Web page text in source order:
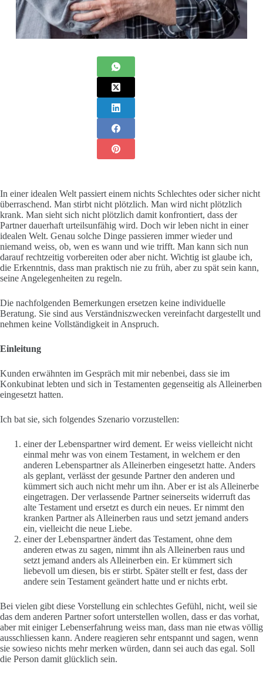
In einer idealen Welt passiert einem nichts Schlechtes oder sicher nicht
überraschend. Man stirbt nicht plötzlich. Man wird nicht plötzlich
krank. Man sieht sich nicht plötzlich damit konfrontiert, dass der
Partner dauerhaft urteilsunfähig wird. Doch wir leben nicht in einer
idealen Welt. Genau solche Dinge passieren immer wieder und
niemand weiss, ob, wen es wann und wie trifft. Man kann sich nun
darauf rechtzeitig vorbereiten oder aber nicht. Wichtig ist glaube ich,
die Erkenntnis, dass man praktisch nie zu früh, aber zu spät sein kann,
seine Angelegenheiten zu regeln.
Die nachfolgenden Bemerkungen ersetzen keine individuelle
Beratung. Sie sind aus Verständniszwecken vereinfacht dargestellt und
nehmen keine Vollständigkeit in Anspruch.
Einleitung
Kunden erwähnten im Gespräch mit mir nebenbei, dass sie im
Konkubinat lebten und sich in Testamenten gegenseitig als Alleinerben
eingesetzt hatten.
Ich bat sie, sich folgendes Szenario vorzustellen:
einer der Lebenspartner wird dement. Er weiss vielleicht nicht
einmal mehr was von einem Testament, in welchem er den
anderen Lebenspartner als Alleinerben eingesetzt hatte. Anders
als geplant, verlässt der gesunde Partner den anderen und
kümmert sich auch nicht mehr um ihn. Aber er ist als Alleinerbe
eingetragen. Der verlassende Partner seinerseits widerruft das
alte Testament und ersetzt es durch ein neues. Er nimmt den
kranken Partner als Alleinerben raus und setzt jemand anders
ein, vielleicht die neue Liebe.
einer der Lebenspartner ändert das Testament, ohne dem
anderen etwas zu sagen, nimmt ihn als Alleinerben raus und
setzt jemand anders als Alleinerben ein. Er kümmert sich
liebevoll um diesen, bis er stirbt. Später stellt er fest, dass der
andere sein Testament geändert hatte und er nichts erbt.
Bei vielen gibt diese Vorstellung ein schlechtes Gefühl, nicht, weil sie
das dem anderen Partner sofort unterstellen wollen, dass er das vorhat,
aber mit einiger Lebenserfahrung weiss man, dass man nie etwas völlig
ausschliessen kann. Andere reagieren sehr entspannt und sagen, wenn
sie sowieso nichts mehr merken würden, dann sei auch das egal. Soll
die Person damit glücklich sein.